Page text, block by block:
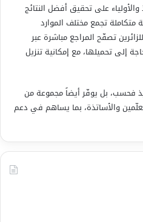
على تحقيق أفضل النتائج
متكاملة تجمع مختلف الموارد
تصفّح المراجع مباشرة عبر
إلى تحميلها، مع إمكانية تنزيل
فحسب، بل يوفّر أيضاً مجموعة من
والأساتذة، بما يساهم في دعم